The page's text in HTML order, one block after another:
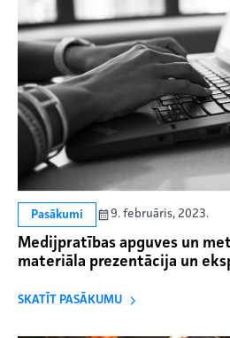
Pasākumi 9. februāris, 2023.
Medijpratības apguves un
materiāla prezentācija un
SKATĪT PASĀKUMU